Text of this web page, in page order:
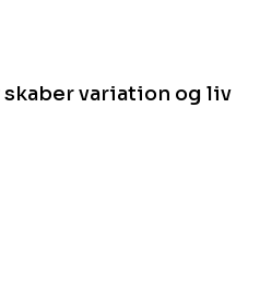
variation og liv